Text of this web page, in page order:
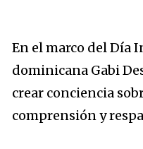
En el marco del Día
dominicana Gabi
crear conciencia
comprensión y